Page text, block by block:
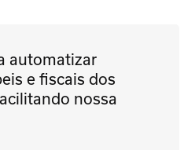
automatizar
e fiscais dos
nossa